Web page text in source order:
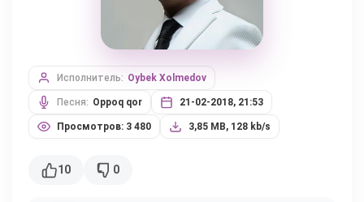
Исполнитель: Oybek Xolmedov
Песня: Oppoq qor 21-02-2018, 21:53
Просмотров: 3 480 3,85 MB, 128 kb/s
10 0